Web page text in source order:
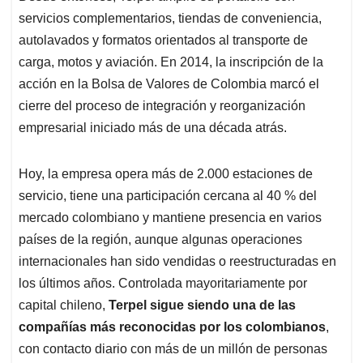
servicios complementarios, tiendas de conveniencia,
autolavados y formatos orientados al transporte de
carga, motos y aviación. En 2014, la inscripción de la
acción en la Bolsa de Valores de Colombia marcó el
cierre del proceso de integración y reorganización
empresarial iniciado más de una década atrás.
Hoy, la empresa opera más de 2.000 estaciones de
servicio, tiene una participación cercana al 40 % del
mercado colombiano y mantiene presencia en varios
países de la región, aunque algunas operaciones
internacionales han sido vendidas o reestructuradas en
los últimos años. Controlada mayoritariamente por
capital chileno, Terpel sigue siendo una de las
compañías más reconocidas por los colombianos,
con contacto diario con más de un millón de personas